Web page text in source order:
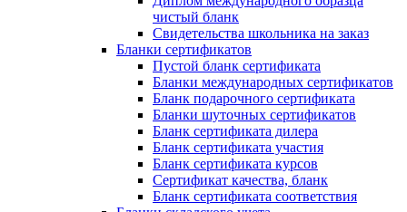
чистый бланк
Свидетельства школьника на заказ
Бланки сертификатов
Пустой бланк сертификата
Бланки международных сертификатов
Бланк подарочного сертификата
Бланки шуточных сертификатов
Бланк сертификата дилера
Бланк сертификата участия
Бланк сертификата курсов
Сертификат качества, бланк
Бланк сертификата соответствия